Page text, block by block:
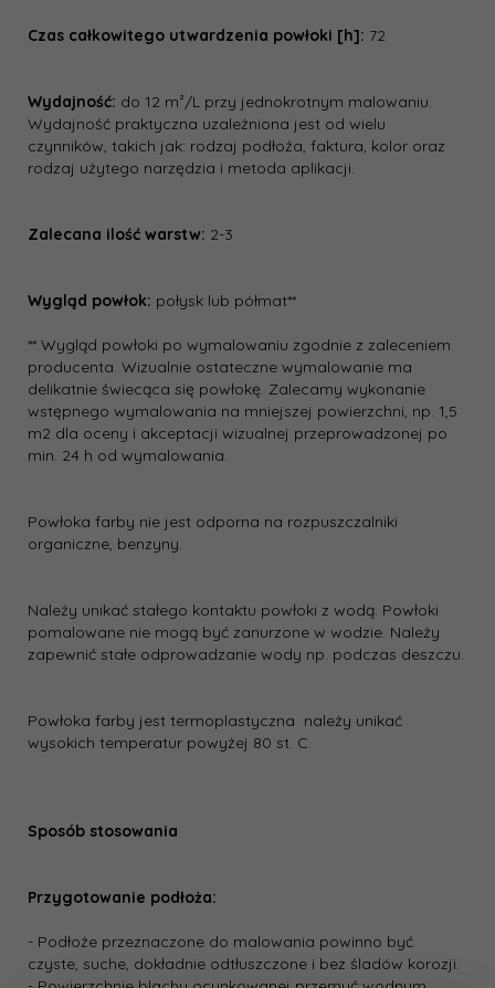
Czas całkowitego utwardzenia powłoki [h]: 72
Wydajność: do 12 m²/L przy jednokrotnym malowaniu.
Wydajność praktyczna uzależniona jest od wielu
czynników, takich jak: rodzaj podłoża, faktura, kolor oraz
rodzaj użytego narzędzia i metoda aplikacji.
Zalecana ilość warstw: 2-3
Wygląd powłok: połysk lub półmat**
** Wygląd powłoki po wymalowaniu zgodnie z zaleceniem
producenta. Wizualnie ostateczne wymalowanie ma
delikatnie świecąca się powłokę. Zalecamy wykonanie
wstępnego wymalowania na mniejszej powierzchni, np. 1,5
m2 dla oceny i akceptacji wizualnej przeprowadzonej po
min. 24 h od wymalowania.
Powłoka farby nie jest odporna na rozpuszczalniki
organiczne, benzyny.
Należy unikać stałego kontaktu powłoki z wodą. Powłoki
pomalowane nie mogą być zanurzone w wodzie. Należy
zapewnić stałe odprowadzanie wody np. podczas deszczu.
Powłoka farby jest termoplastyczna ­ należy unikać
wysokich temperatur powyżej 80 st. C.
Sposób stosowania
Przygotowanie podłoża:
- Podłoże przeznaczone do malowania powinno być
czyste, suche, dokładnie odtłuszczone i bez śladów korozji.